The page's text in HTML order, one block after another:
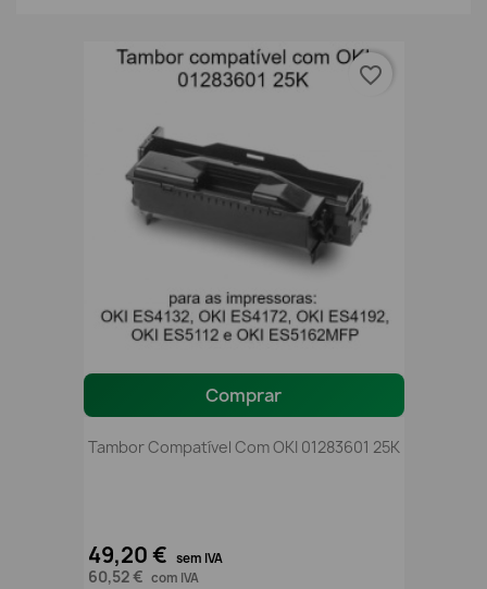
Comprar
Tambor Compatível Com OKI 01283601 25K
49,20 € sem IVA
60,52 € com IVA
favorite_border